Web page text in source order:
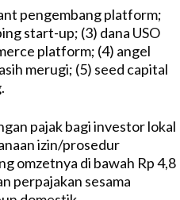
pengembang platform;
start-up; (3) dana USO
platform; (4) angel
merugi; (5) seed capital
pajak bagi investor lokal
izin/prosedur
omzetnya di bawah Rp 4,8
perpajakan sesama